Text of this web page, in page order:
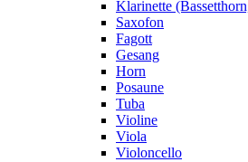
Klarinette
Saxofon
Fagott
Gesang
Horn
Posaune
Tuba
Violine
Viola
Violoncello